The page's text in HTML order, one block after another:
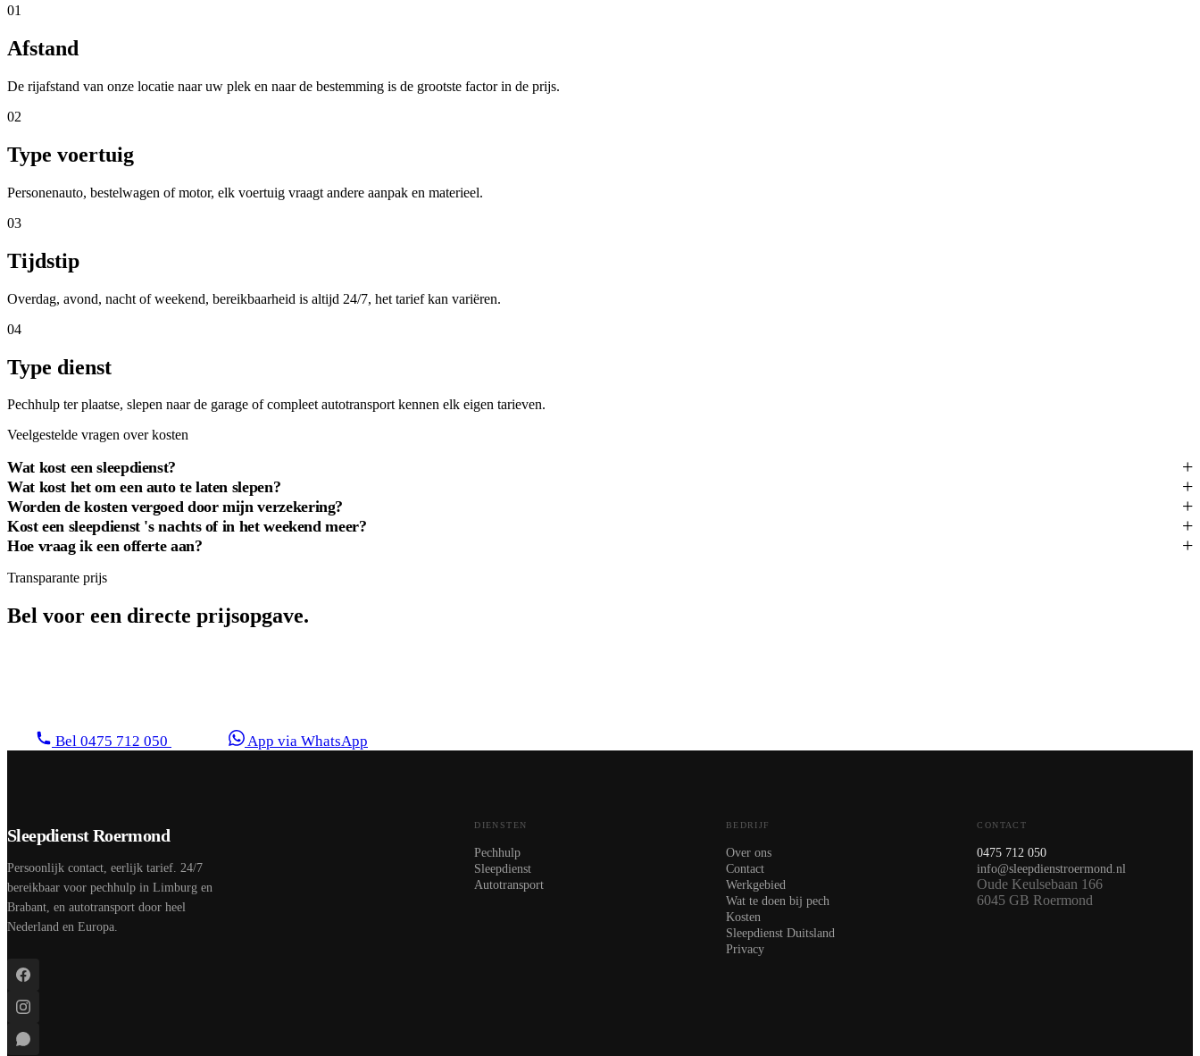
01
Afstand
De rijafstand van onze locatie naar uw plek en naar de bestemming is de grootste factor in de prijs.
02
Type voertuig
Personenauto, bestelwagen of motor, elk voertuig vraagt andere aanpak en materieel.
03
Tijdstip
Overdag, avond, nacht of weekend, bereikbaarheid is altijd 24/7, het tarief kan variëren.
04
Type dienst
Pechhulp ter plaatse, slepen naar de garage of compleet autotransport kennen elk eigen tarieven.
Veelgestelde vragen over kosten
Wat kost een sleepdienst? +
Wat kost het om een auto te laten slepen? +
Worden de kosten vergoed door mijn verzekering? +
Kost een sleepdienst 's nachts of in het weekend meer? +
Hoe vraag ik een offerte aan? +
Transparante prijs
Bel voor een directe prijsopgave.
Bel 0475 712 050 App via WhatsApp
Sleepdienst Roermond
Persoonlijk contact, eerlijk tarief. 24/7
bereikbaar voor pechhulp in Limburg en
Brabant, en autotransport door heel
Nederland en Europa.
DIENSTEN
Pechhulp
Sleepdienst
Autotransport
BEDRIJF
Over ons
Contact
Werkgebied
Wat te doen bij pech
Kosten
Sleepdienst Duitsland
Privacy
CONTACT
0475 712 050
info@sleepdienstroermond.nl
Oude Keulsebaan 166
6045 GB Roermond